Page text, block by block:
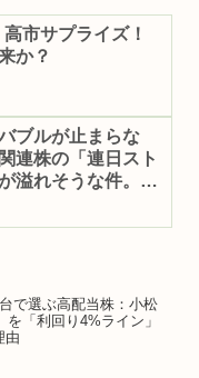
高市サプライズ！
か？
ブルが止まらな
連株の「連日スト
溢れそうな件。乗
で選ぶ高配当株：小松
を「利回り4%ライン」
由